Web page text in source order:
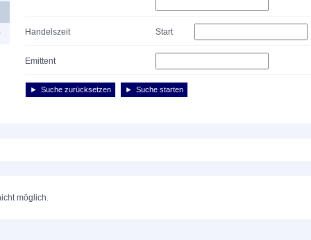
Handelszeit Start
Emittent
Suche zurücksetzen Suche starten
möglich.